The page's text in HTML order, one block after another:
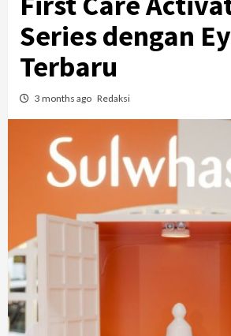
Series dengan
Terbaru
3 months ago Redaksi